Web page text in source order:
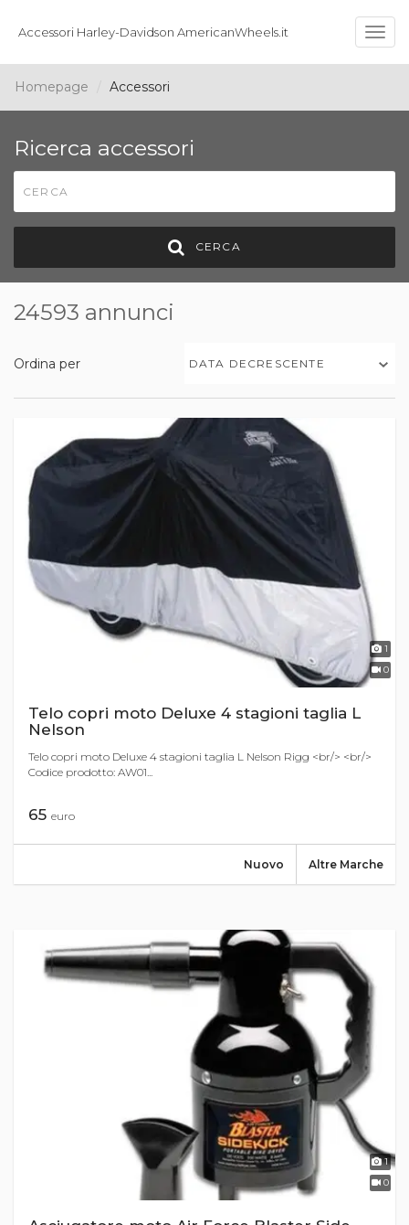
Accessori Harley-Davidson AmericanWheels.it
Homepage Accessori
Ricerca accessori
CERCA
24593 annunci
Ordina per DATA DECRESCENTE
1
0
Telo copri moto Deluxe 4 stagioni taglia L
Nelson
Telo copri moto Deluxe 4 stagioni taglia L Nelson Rigg <br/> <br/>
Codice prodotto: AW01...
65 euro
Altre Marche
Nuovo
1
0